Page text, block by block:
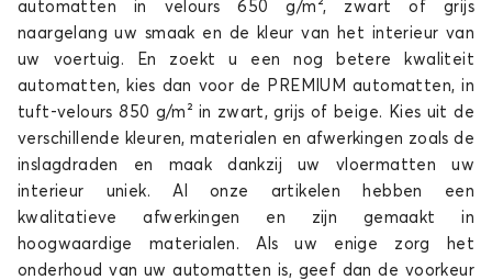
Automatten voor
INFINITI
Automatten voor
ISUZU
JAC
JAECOO
automatten in velours 650 g/m², zwart of grijs
naargelang uw smaak en de kleur van het interieur van
uw voertuig. En zoekt u een nog betere kwaliteit
automatten, kies dan voor de PREMIUM automatten, in
tuft-velours 850 g/m² in zwart, grijs of beige. Kies uit de
verschillende kleuren, materialen en afwerkingen zoals de
inslagdraden en maak dankzij uw vloermatten uw
interieur uniek. Al onze artikelen hebben een
kwalitatieve afwerkingen en zijn gemaakt in
hoogwaardige materialen. Als uw enige zorg het
onderhoud van uw automatten is, geef dan de voorkeur